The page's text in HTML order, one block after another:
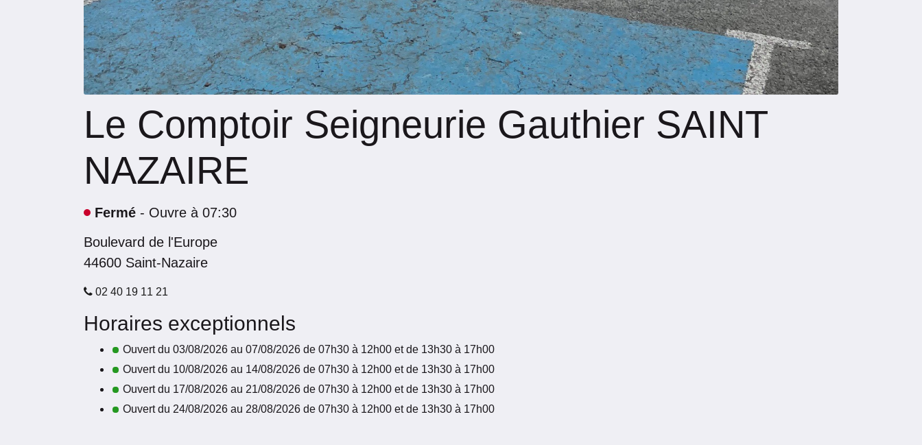
Le Comptoir Seigneurie Gauthier SAINT
NAZAIRE
Fermé - Ouvre à 07:30
Boulevard de l'Europe
44600 Saint-Nazaire
02 40 19 11 21
Horaires exceptionnels
Ouvert du 03/08/2026 au 07/08/2026 de 07h30 à 12h00 et de 13h30 à 17h00
Ouvert du 10/08/2026 au 14/08/2026 de 07h30 à 12h00 et de 13h30 à 17h00
Ouvert du 17/08/2026 au 21/08/2026 de 07h30 à 12h00 et de 13h30 à 17h00
Ouvert du 24/08/2026 au 28/08/2026 de 07h30 à 12h00 et de 13h30 à 17h00